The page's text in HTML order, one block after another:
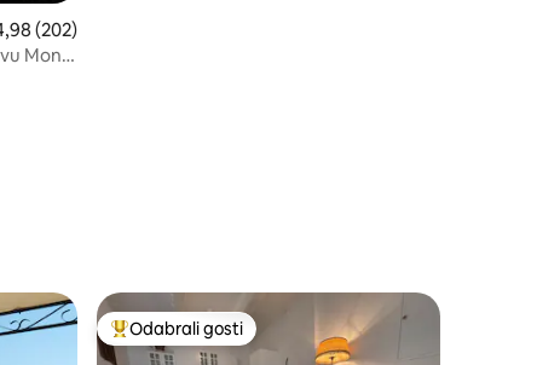
ocjena: 4,98/5, recenzija: 202
(202)
Mont
„Odabrali gosti”Među najviše rangiranima s oznakom „Odabrali gosti”
Odabrali gosti